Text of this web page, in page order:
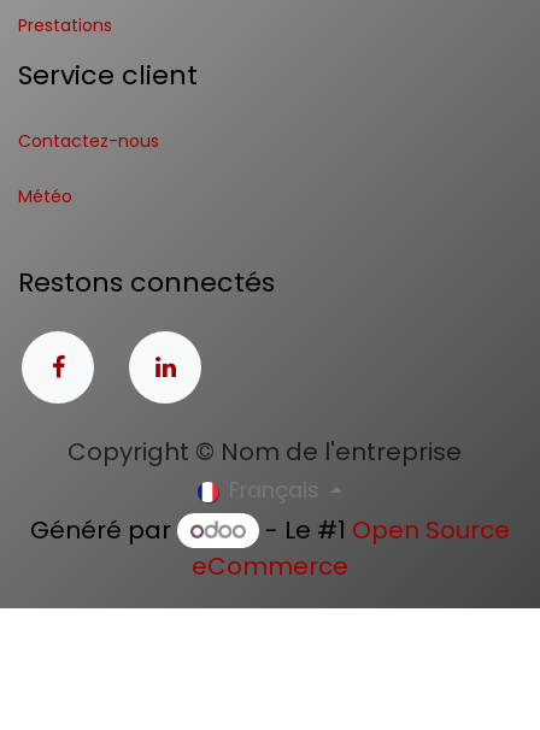
Prestations
Service client
Contactez-nous
Météo
Restons connectés
Copyright © Nom de l'entreprise
Français
Généré par - Le #1 Open Source
eCommerce